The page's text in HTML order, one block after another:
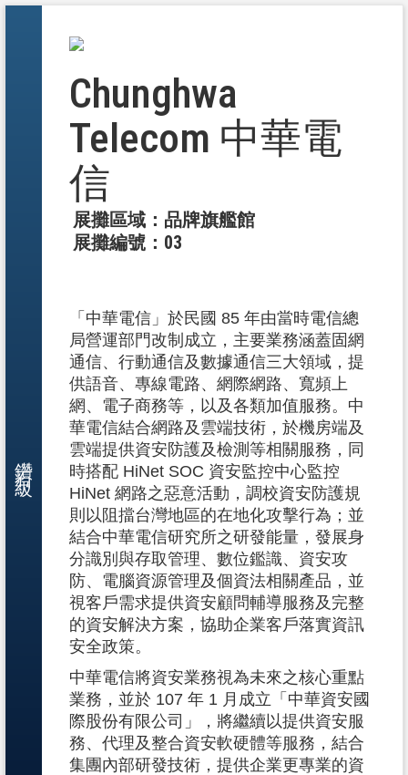
鑽石級
Chunghwa
Telecom 中華電
信
展攤區域：品牌旗艦館
展攤編號：03
「中華電信」於民國 85 年由當時電信總
局營運部門改制成立，主要業務涵蓋固網
通信、行動通信及數據通信三大領域，提
供語音、專線電路、網際網路、寬頻上
網、電子商務等，以及各類加值服務。中
華電信結合網路及雲端技術，於機房端及
雲端提供資安防護及檢測等相關服務，同
時搭配 HiNet SOC 資安監控中心監控
HiNet 網路之惡意活動，調校資安防護規
則以阻擋台灣地區的在地化攻擊行為；並
結合中華電信研究所之研發能量，發展身
分識別與存取管理、數位鑑識、資安攻
防、電腦資源管理及個資法相關產品，並
視客戶需求提供資安顧問輔導服務及完整
的資安解決方案，協助企業客戶落實資訊
安全政策。
中華電信將資安業務視為未來之核心重點
業務，並於 107 年 1 月成立「中華資安國
際股份有限公司」，將繼續以提供資安服
務、代理及整合資安軟硬體等服務，結合
集團內部研發技術，提供企業更專業的資